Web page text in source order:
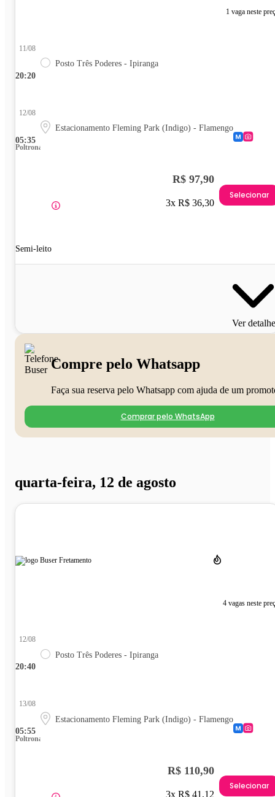
1 vaga neste
20:20
11/08
Posto Três Poderes - Ipiranga
05:35
12/08
Estacionamento Fleming Park (Indigo) - Flamengo
Poltrona
Semi-leito
R$ 97,90
3x R$ 36,30
Selecionar
Ver
Compre pelo Whatsapp
Faça sua reserva pelo Whatsapp com ajuda de um
Comprar pelo WhatsApp
quarta-feira, 12 de agosto
4 vagas neste
20:40
12/08
Posto Três Poderes - Ipiranga
05:55
13/08
Estacionamento Fleming Park (Indigo) - Flamengo
Poltrona
R$ 110,90
3x R$ 41,12
Selecionar